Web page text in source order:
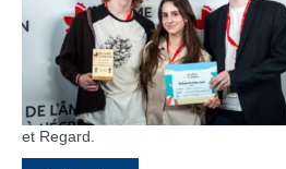
et Regard.